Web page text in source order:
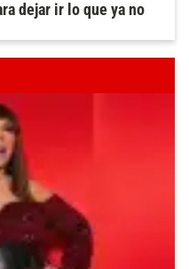
dejar ir lo que ya no